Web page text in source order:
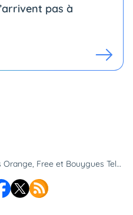
pas à
Après Orange, Free et Bouygues Telecom, la 5G+ arrive enfin chez SFR